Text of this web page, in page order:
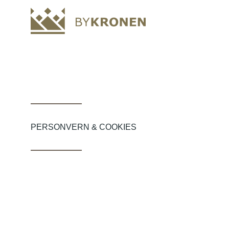
PERSONVERN & COOKIES